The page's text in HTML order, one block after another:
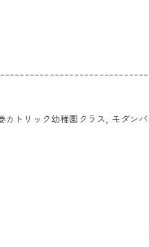
カトリック幼稚園クラス モダン